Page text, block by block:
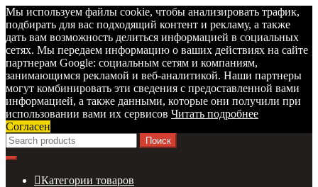
Мы используем файлы cookie, чтобы анализировать трафик,
подбирать для вас подходящий контент и рекламу, а также
дать вам возможность делиться информацией в социальных
сетях. Мы передаем информацию о ваших действиях на сайте
партнерам Google: социальным сетям и компаниям,
занимающимся рекламой и веб-аналитикой. Наши партнеры
могут комбинировать эти сведения с предоставленной вами
информацией, а также данными, которые они получили при
использовании вами их сервисов Читать подробнее
Согласен
Перейти
к
навигации
Перейти
к
содержимому
Найти:
Категории товаров